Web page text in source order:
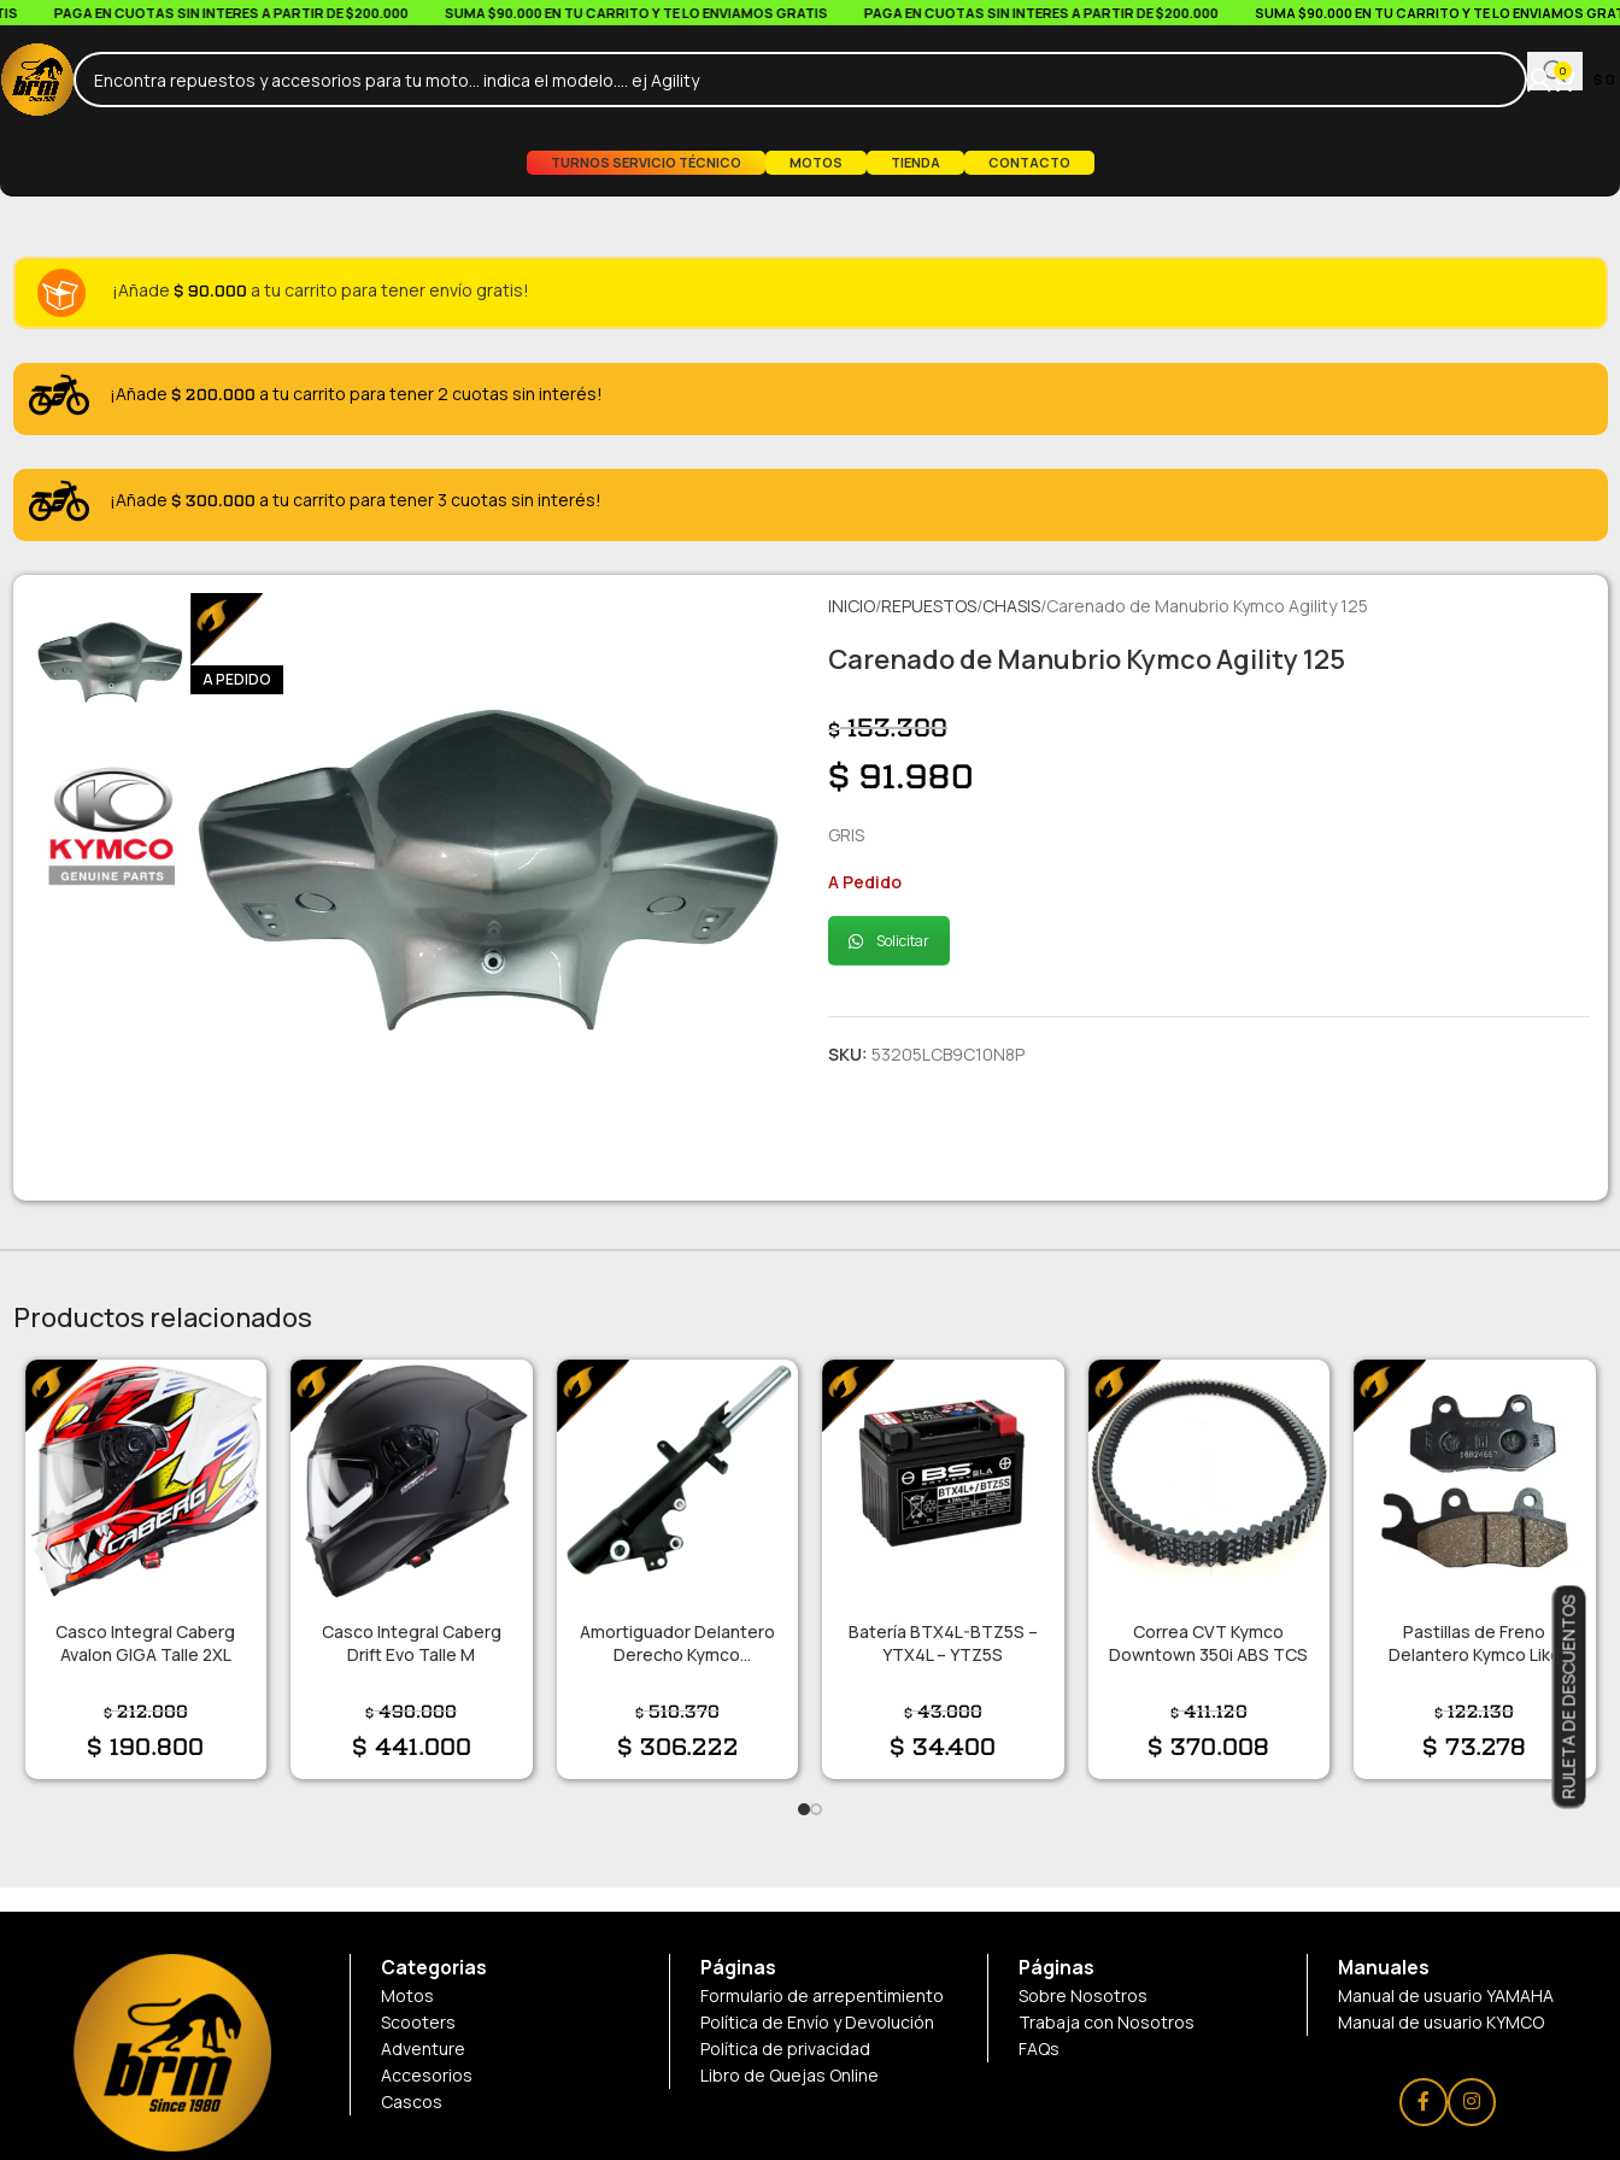
PAGA EN CUOTAS SIN INTERES A PARTIR DE $200.000 SUMA $90.000 EN TU CARRITO Y TE LO ENVIAMOS GRATIS PAGA EN CUOTAS SIN INTERES A PARTIR DE $200.000 SUMA $90.000 EN TU CARRITO Y TE LO ENVIAMOS GRATIS
0
TURNOS SERVICIO TÉCNICO MOTOS TIENDA CONTACTO
¡Añade $90.000 a tu carrito para tener envío gratis!
¡Añade $200.000 a tu carrito para tener 2 cuotas sin interés!
¡Añade $300.000 a tu carrito para tener 3 cuotas sin interés!
A PEDIDO
INICIO REPUESTOS CHASIS Carenado de Manubrio Kymco Agility 125
Carenado de Manubrio Kymco Agility 125
$153.300
$ 91.980
GRIS
A Pedido
Solicitar
SKU: 53205LCB9C10N8P
Productos relacionados
Casco Integral Caberg
Avalon GIGA Talle 2XL
$212.000
$ 190.800
Casco Integral Caberg
Drift Evo Talle M
$490.000
$ 441.000
Amortiguador Delantero
Derecho Kymco
$510.370
$ 306.222
Batería BTX4L-BTZ5S –
YTX4L – YTZ5S
$43.000
$ 34.400
Correa CVT Kymco
Downtown 350i ABS TCS
$411.120
$ 370.008
Pastillas de Freno
Delantero Kymco Like
$122.130
$ 73.278
Categorias
Motos
Scooters
Adventure
Accesorios
Cascos
Páginas
Formulario de arrepentimiento
Política de Envío y Devolución
Política de privacidad
Libro de Quejas Online
Páginas
Sobre Nosotros
Trabaja con Nosotros
FAQs
Manuales
Manual de usuario YAMAHA
Manual de usuario KYMCO
RULETA DE DESCUENTOS